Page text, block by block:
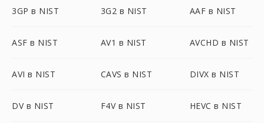
3GP в NIST 3G2 в NIST AAF в NIST
ASF в NIST AV1 в NIST AVCHD в NIST
AVI в NIST CAVS в NIST DIVX в NIST
DV в NIST F4V в NIST HEVC в NIST